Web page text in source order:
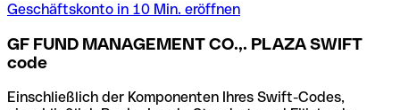
Geschäftskonto in 10 Min. eröffnen
GF FUND MANAGEMENT CO.,. PLAZA SWIFT
code
Einschließlich der Komponenten Ihres Swift-Codes,